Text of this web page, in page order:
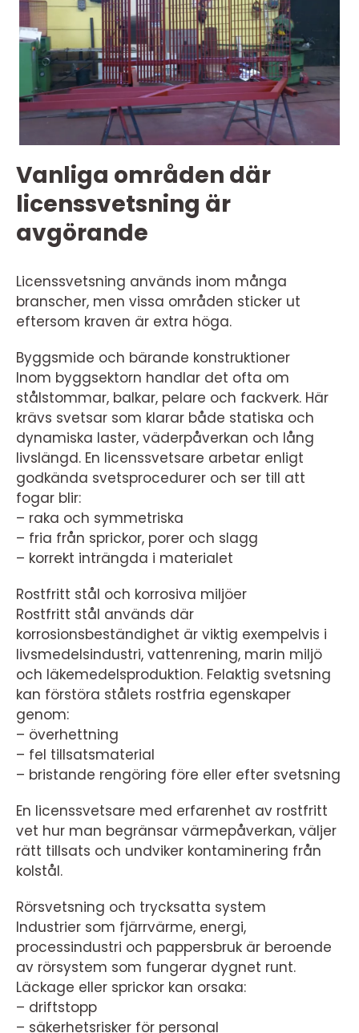
Vanliga områden där
licenssvetsning är
avgörande
Licenssvetsning används inom många
branscher, men vissa områden sticker ut
eftersom kraven är extra höga.
Byggsmide och bärande konstruktioner
Inom byggsektorn handlar det ofta om
stålstommar, balkar, pelare och fackverk. Här
krävs svetsar som klarar både statiska och
dynamiska laster, väderpåverkan och lång
livslängd. En licenssvetsare arbetar enligt
godkända svetsprocedurer och ser till att
fogar blir:
– raka och symmetriska
– fria från sprickor, porer och slagg
– korrekt inträngda i materialet
Rostfritt stål och korrosiva miljöer
Rostfritt stål används där
korrosionsbeständighet är viktig exempelvis i
livsmedelsindustri, vattenrening, marin miljö
och läkemedelsproduktion. Felaktig svetsning
kan förstöra stålets rostfria egenskaper
genom:
– överhettning
– fel tillsatsmaterial
– bristande rengöring före eller efter svetsning
En licenssvetsare med erfarenhet av rostfritt
vet hur man begränsar värmepåverkan, väljer
rätt tillsats och undviker kontaminering från
kolstål.
Rörsvetsning och trycksatta system
Industrier som fjärrvärme, energi,
processindustri och pappersbruk är beroende
av rörsystem som fungerar dygnet runt.
Läckage eller sprickor kan orsaka:
– driftstopp
– säkerhetsrisker för personal